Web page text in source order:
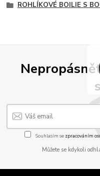
ROHLÍKOVÉ BOILIE S
Souhlasím se zpracováním
Můžete se kdykoli